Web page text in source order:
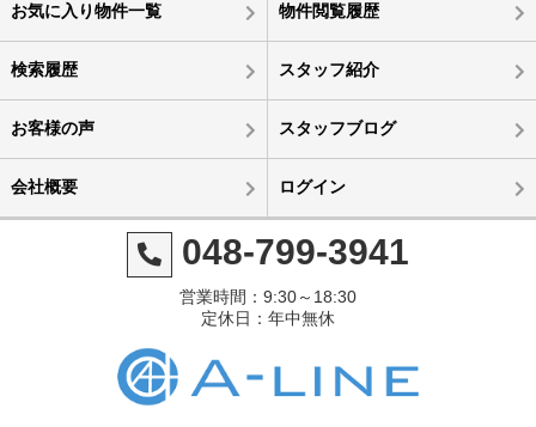
お気に入り物件一覧 物件閲覧履歴
検索履歴 スタッフ紹介
お客様の声 スタッフブログ
会社概要 ログイン
048-799-3941
営業時間：9:30～18:30
定休日：年中無休